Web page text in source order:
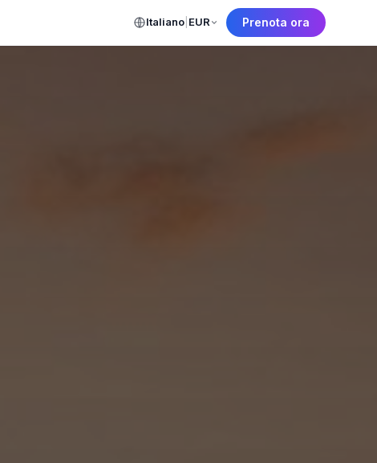
Italiano EUR Prenota ora